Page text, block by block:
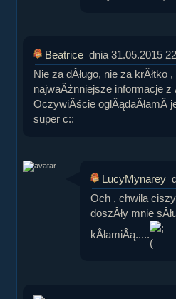
Beatrice dnia 31.05.2015
Nie za dÂługo, nie za krĂłtko
najwaÂżnniejsze informacje
OczywiÂście oglÂądaÂłamÂ
super c::
LucyMynarey
Och , chwila
doszÂły mnie
kÂłamiÂą.....